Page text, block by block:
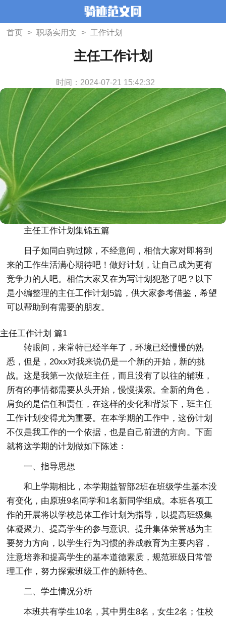
首页 > 职场实用文 > 工作计划
主任工作计划
时间：2024-07-21 15:42:32
主任工作计划集锦五篇
日子如同白驹过隙，不经意间，相信大家对即将到
来的工作生活满心期待吧！做好计划，让自己成为更有
竞争力的人吧。相信大家又在为写计划犯愁了吧？以下
是小编整理的主任工作计划5篇，供大家参考借鉴，希望
可以帮助到有需要的朋友。
主任工作计划 篇1
转眼间，来常特已经半年了，环境已经慢慢的熟
悉，但是，20xx对我来说仍是一个新的开始，新的挑
战。这是我第一次做班主任，而且没有了以往的辅班，
所有的事情都需要从头开始，慢慢摸索。全新的角色，
肩负的是信任和责任，在这样的变化和背景下，班主任
工作计划变得尤为重要。在本学期的工作中，这份计划
不仅是我工作的一个依据，也是自己前进的方向。下面
就将这学期的计划做如下陈述：
一、指导思想
和上学期相比，本学期益智部2班在班级学生基本没
有变化，由原班9名同学和1名新同学组成。本班各项工
作的开展将以学校总体工作计划为指导，以提高班级集
体凝聚力、提高学生的参与意识、提升集体荣誉感为主
要努力方向，以学生行为习惯的养成教育为主要内容，
注意培养和提高学生的基本道德素质，规范班级日常管
理工作，努力探索班级工作的新特色。
二、学生情况分析
本班共有学生10名，其中男生8名，女生2名；住校